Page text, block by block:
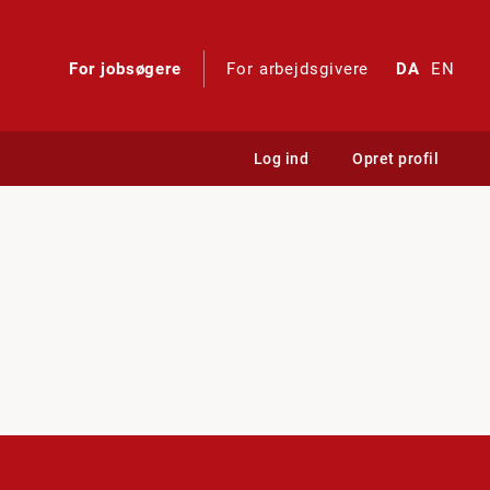
For jobsøgere For arbejdsgivere DA EN
Log ind Opret profil